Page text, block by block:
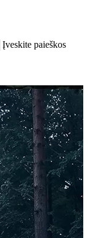
Įveskite paieškos